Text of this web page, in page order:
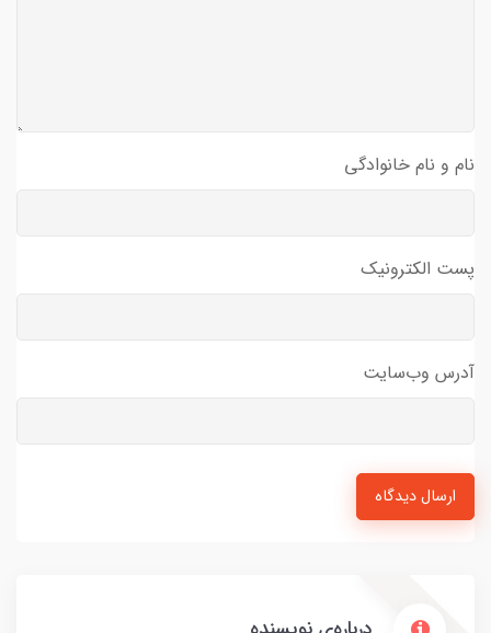
نام و نام خانوادگی
پست الکترونیک
آدرس وب‌سایت
ارسال دیدگاه